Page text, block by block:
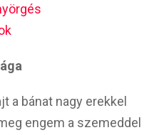
a bánat nagy erekkel
engem a szemeddel